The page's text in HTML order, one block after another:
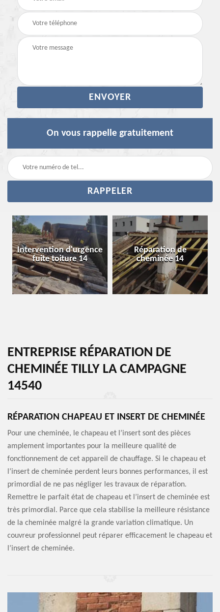
On vous rappelle gratuitement
Intervention d'urgence
fuite toiture 14
Réparation de
cheminée 14
ENTREPRISE RÉPARATION DE
CHEMINÉE TILLY LA CAMPAGNE
14540
RÉPARATION CHAPEAU ET INSERT DE CHEMINÉE
Pour une cheminée, le chapeau et l’insert sont des pièces
amplement importantes pour la meilleure qualité de
fonctionnement de cet appareil de chauffage. Si le chapeau et
l’insert de cheminée perdent leurs bonnes performances, il est
primordial de ne pas négliger les travaux de réparation.
Remettre le parfait état de chapeau et l’insert de cheminée est
très primordial. Parce que cela stabilise la meilleure résistance
de la cheminée malgré la grande variation climatique. Un
couvreur professionnel peut réparer efficacement le chapeau et
l’insert de cheminée.